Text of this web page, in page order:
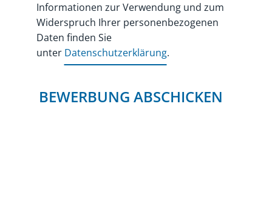
Informationen zur Verwendung und zum
Widerspruch Ihrer personenbezogenen
Daten finden Sie
unter Datenschutzerklärung.
BEWERBUNG ABSCHICKEN